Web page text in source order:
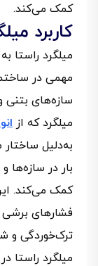
کمک می‌کند.
کاربرد
میلگرد راستا
مهمی در
سازه‌های بتنی
میلگرد که از
به‌دلیل
بار در سازه‌ها
کمک می‌کند.
فشارهای برشی
ترک‌خوردگی و
میلگرد راستا